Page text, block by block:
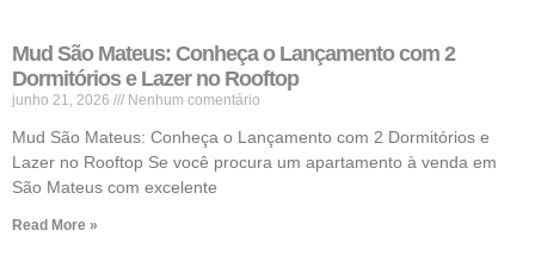
Mud São Mateus: Conheça o Lançamento com 2
Dormitórios e Lazer no Rooftop
junho 21, 2026 Nenhum comentário
Mud São Mateus: Conheça o Lançamento com 2 Dormitórios e
Lazer no Rooftop Se você procura um apartamento à venda em
São Mateus com excelente
Read More »